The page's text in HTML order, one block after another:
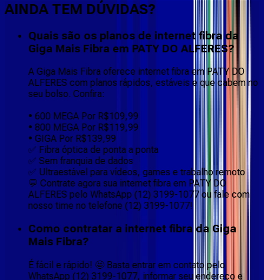
AINDA TEM DÚVIDAS?
Quais são os planos de internet fibra da
Giga Mais Fibra em PATY DO ALFERES?
A Giga Mais Fibra oferece internet fibra em PATY DO
ALFERES com planos rápidos, estáveis e que cabem no
seu bolso. Confira:
• 600 MEGA Por R$109,99
• 800 MEGA Por R$119,99
• GIGA Por R$139,99
✅ Fibra óptica de ponta a ponta
✅ Sem franquia de dados
✅ Ultraestável para vídeos, games e trabalho remoto
💬 Contrate agora sua internet fibra em PATY DO
ALFERES pelo WhatsApp (12) 3199-1077 ou fale com
nosso time no telefone (12) 3199-1077!
Como contratar a internet fibra da Giga
Mais Fibra?
É fácil e rápido! 🤩 Basta entrar em contato pelo
WhatsApp (12) 3199-1077, informar seu endereço e